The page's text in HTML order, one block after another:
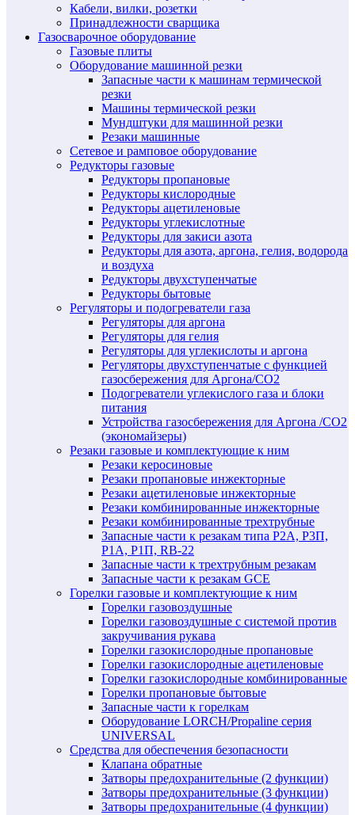
Кабели, вилки, розетки
Принадлежности сварщика
Газосварочное оборудование
Газовые плиты
Оборудование машинной резки
Запасные части к машинам термической
резки
Машины термической резки
Мундштуки для машинной резки
Резаки машинные
Сетевое и рамповое оборудование
Редукторы газовые
Редукторы пропановые
Редукторы кислородные
Редукторы ацетиленовые
Редукторы углекислотные
Редукторы для закиси азота
Редукторы для азота, аргона, гелия, водорода
и воздуха
Редукторы двухступенчатые
Редукторы бытовые
Регуляторы и подогреватели газа
Регуляторы для аргона
Регуляторы для гелия
Регуляторы для углекислоты и аргона
Регуляторы двухступенчатые c функцией
газосбережения для Аргона/СО2
Подогреватели углекислого газа и блоки
питания
Устройства газосбережения для Аргона /СО2
(экономайзеры)
Резаки газовые и комплектующие к ним
Резаки керосиновые
Резаки пропановые инжекторные
Резаки ацетиленовые инжекторные
Резаки комбинированные инжекторные
Резаки комбинированные трехтрубные
Запасные части к резакам типа Р2А, Р3П,
Р1А, Р1П, RB-22
Запасные части к трехтрубным резакам
Запасные части к резакам GCE
Горелки газовые и комплектующие к ним
Горелки газовоздушные
Горелки газовоздушные с системой против
закручивания рукава
Горелки газокислородные пропановые
Горелки газокислородные ацетиленовые
Горелки газокислородные комбинированные
Горелки пропановые бытовые
Запасные части к горелкам
Оборудование LORCH/Propaline серия
UNIVERSAL
Средства для обеспечения безопасности
Клапана обратные
Затворы предохранительные (2 функции)
Затворы предохранительные (3 функции)
Затворы предохранительные (4 функции)